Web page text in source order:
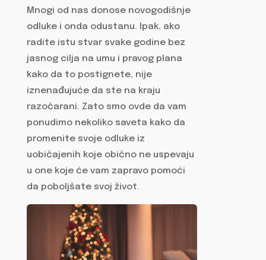
Mnogi od nas donose novogodišnje
odluke i onda odustanu. Ipak, ako
radite istu stvar svake godine bez
jasnog cilja na umu i pravog plana
kako da to postignete, nije
iznenađujuće da ste na kraju
razočarani. Zato smo ovde da vam
ponudimo nekoliko saveta kako da
promenite svoje odluke iz
uobičajenih koje obično ne uspevaju
u one koje će vam zapravo pomoći
da poboljšate svoj život.